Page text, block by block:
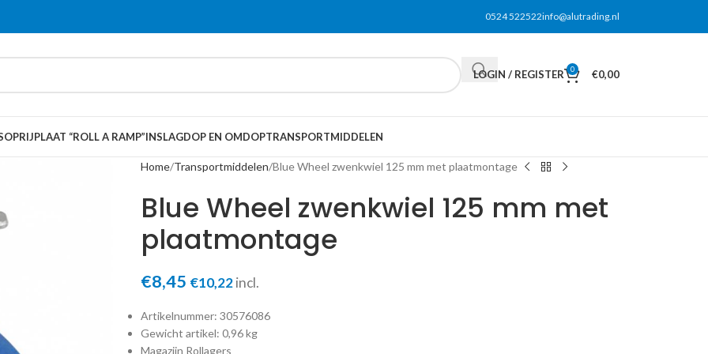
0524 522522info@alutrading.nl
LOGIN / REGISTER 0 €0,00
OPRIJPLAAT “ROLL A RAMP”INSLAGDOP EN OMDOPTRANSPORTMIDDELEN
Home Transportmiddelen Blue Wheel zwenkwiel 125 mm met plaatmontage
Blue Wheel zwenkwiel 125 mm met
plaatmontage
€8,45 €10,22incl.
Artikelnummer: 30576086
Gewicht artikel: 0,96 kg
Magazijn Rollagers